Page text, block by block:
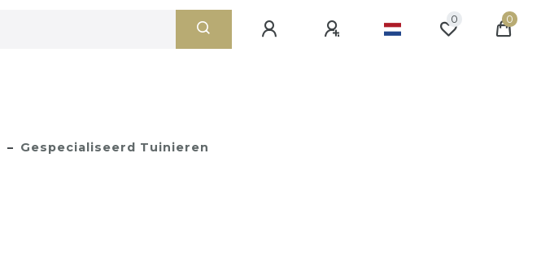
0 0
Gespecialiseerd Tuinieren